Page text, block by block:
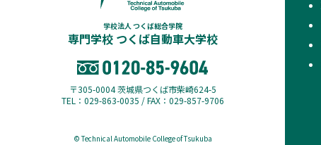
学校法人 つくば総合学院
専門学校 つくば自動車大学校
〒305-0004 茨城県つくば市柴崎624-5
TEL：029-863-0035 / FAX：029-857-9706
© Technical Automobile College of Tsukuba